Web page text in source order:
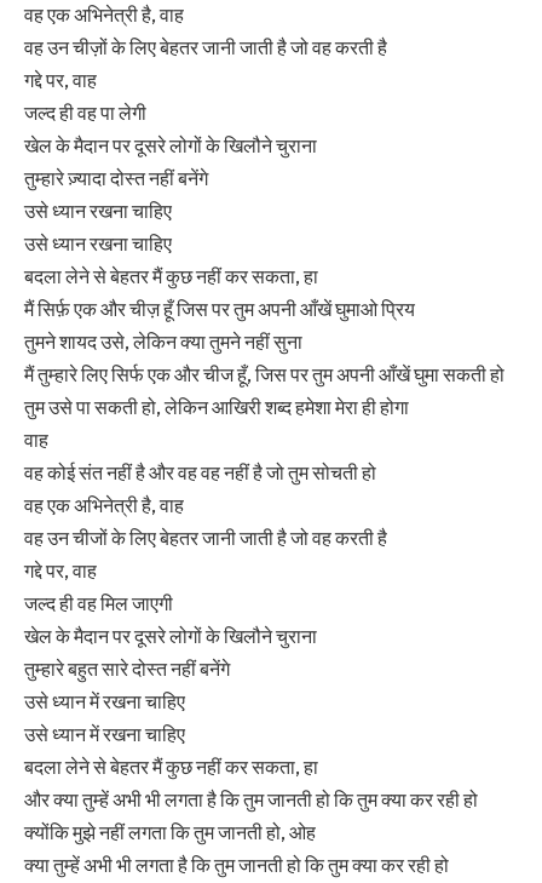
वह एक अभिनेत्री है, वाह
वह उन चीज़ों के लिए बेहतर जानी जाती है जो वह करती है
गद्दे पर, वाह
जल्द ही वह पा लेगी
खेल के मैदान पर दूसरे लोगों के खिलौने चुराना
तुम्हारे ज़्यादा दोस्त नहीं बनेंगे
उसे ध्यान रखना चाहिए
उसे ध्यान रखना चाहिए
बदला लेने से बेहतर मैं कुछ नहीं कर सकता, हा
मैं सिर्फ़ एक और चीज़ हूँ जिस पर तुम अपनी आँखें घुमाओ प्रिय
तुमने शायद उसे, लेकिन क्या तुमने नहीं सुना
मैं तुम्हारे लिए सिर्फ एक और चीज हूँ, जिस पर तुम अपनी आँखें घुमा सकती हो
तुम उसे पा सकती हो, लेकिन आखिरी शब्द हमेशा मेरा ही होगा
वाह
वह कोई संत नहीं है और वह वह नहीं है जो तुम सोचती हो
वह एक अभिनेत्री है, वाह
वह उन चीजों के लिए बेहतर जानी जाती है जो वह करती है
गद्दे पर, वाह
जल्द ही वह मिल जाएगी
खेल के मैदान पर दूसरे लोगों के खिलौने चुराना
तुम्हारे बहुत सारे दोस्त नहीं बनेंगे
उसे ध्यान में रखना चाहिए
उसे ध्यान में रखना चाहिए
बदला लेने से बेहतर मैं कुछ नहीं कर सकता, हा
और क्या तुम्हें अभी भी लगता है कि तुम जानती हो कि तुम क्या कर रही हो
क्योंकि मुझे नहीं लगता कि तुम जानती हो, ओह
क्या तुम्हें अभी भी लगता है कि तुम जानती हो कि तुम क्या कर रही हो